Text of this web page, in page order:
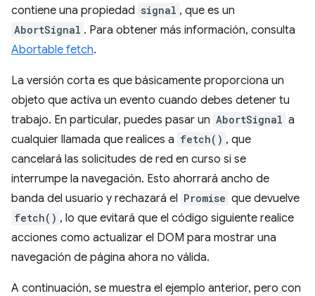
contiene una propiedad signal , que es un
AbortSignal . Para obtener más información, consulta
Abortable fetch.
La versión corta es que básicamente proporciona un
objeto que activa un evento cuando debes detener tu
trabajo. En particular, puedes pasar un AbortSignal a
cualquier llamada que realices a fetch() , que
cancelará las solicitudes de red en curso si se
interrumpe la navegación. Esto ahorrará ancho de
banda del usuario y rechazará el Promise que devuelve
fetch() , lo que evitará que el código siguiente realice
acciones como actualizar el DOM para mostrar una
navegación de página ahora no válida.
A continuación, se muestra el ejemplo anterior, pero con